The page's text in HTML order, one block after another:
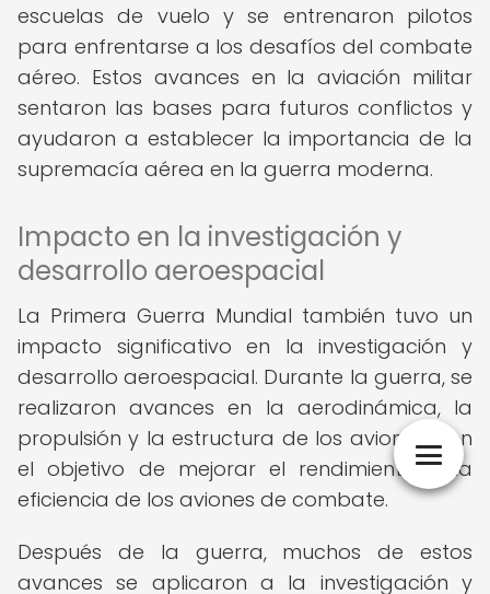
escuelas de vuelo y se entrenaron pilotos
para enfrentarse a los desafíos del combate
aéreo. Estos avances en la aviación militar
sentaron las bases para futuros conflictos y
ayudaron a establecer la importancia de la
supremacía aérea en la guerra moderna.
Impacto en la investigación y
desarrollo aeroespacial
La Primera Guerra Mundial también tuvo un
impacto significativo en la investigación y
desarrollo aeroespacial. Durante la guerra, se
realizaron avances en la aerodinámica, la
propulsión y la estructura de los aviones, con
el objetivo de mejorar el rendimiento y la
eficiencia de los aviones de combate.
Después de la guerra, muchos de estos
avances se aplicaron a la investigación y